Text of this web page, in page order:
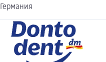
Германия